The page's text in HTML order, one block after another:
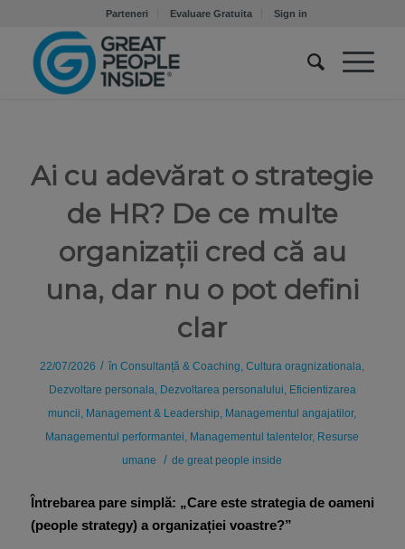
Parteneri Evaluare Gratuita Sign in
Ai cu adevărat o strategie
de HR? De ce multe
organizații cred că au
una, dar nu o pot defini
clar
22/07/2026 / înConsultanță & Coaching,Cultura oragnizationala,
Dezvoltare personala, Dezvoltarea personalului, Eficientizarea
muncii, Management & Leadership, Managementul angajatilor,
Managementul performantei, Managementul talentelor, Resurse
umane
/ degreat people inside
Întrebarea pare simplă: „Care este strategia de oameni
(people strategy) a organizației voastre?”